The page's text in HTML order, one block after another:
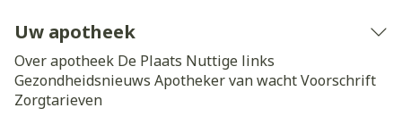
Uw apotheek
Over apotheek De Plaats Nuttige links
Gezondheidsnieuws Apotheker van wachtVoorschrift
Zorgtarieven